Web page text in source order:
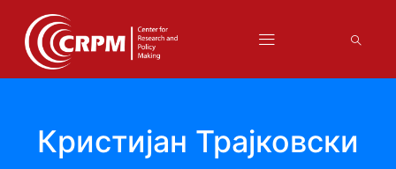
Кристијан Трајковски